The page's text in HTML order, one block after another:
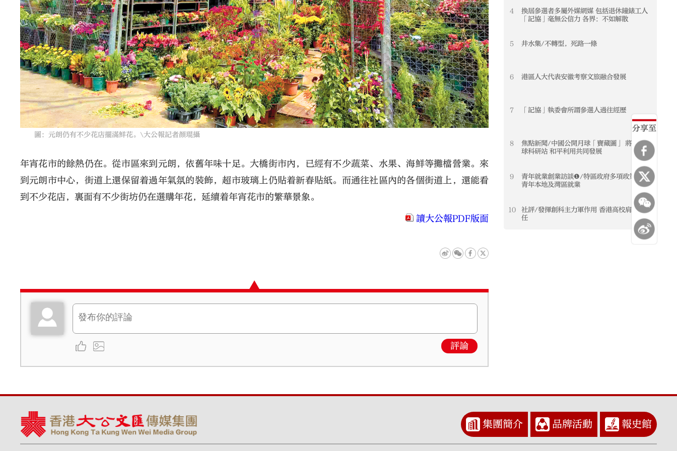
分享至
圖：元朗仍有不少花店擺滿鮮花。\大公報記者顏琨攝
年宵花市的餘熱仍在。從市區來到元朗，依舊年味十足。大橋街市內，已經有不少蔬菜、水果、海鮮等攤檔營業。來
到元朗市中心，街道上還保留着過年氣氛的裝飾，超市玻璃上仍貼着新春貼紙。而通往社區內的各個街道上，還能看
到不少花店，裏面有不少街坊仍在選購年花，延續着年宵花市的繁華景象。
讀大公報PDF版面
評論
4
換屆參選者多屬外媒網媒 包括退休鐘錶工人
「記協」毫無公信力 各界：不如解散
5 井水集/不轉型，死路一條
6 港區人大代表安徽考察文旅融合發展
7 「記協」執委會所謂參選人過往經歷
8
焦點新聞/中國公開月球「寶藏圖」 將建月
球科研站 和平利用共同發展
9
青年就業創業訪談❶/特區政府多項政策支援
青年本地及灣區就業
10
社評/發揮創科主力軍作用 香港高校肩負重
任
集團簡介 品牌活動 報史館